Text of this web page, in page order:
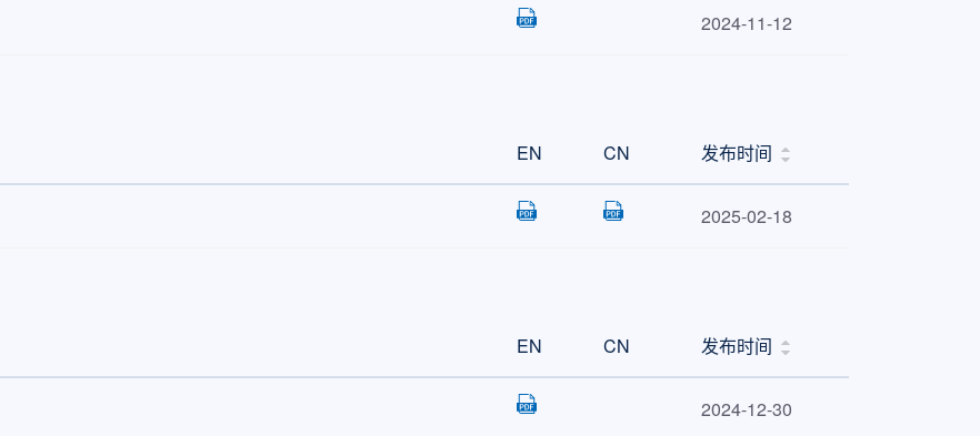
2024-11-12
EN CN 发布时间
2025-02-18
EN CN 发布时间
2024-12-30